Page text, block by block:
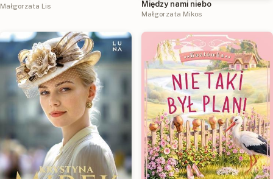
Małgorzata Lis Między nami niebo
Małgorzata Mikos